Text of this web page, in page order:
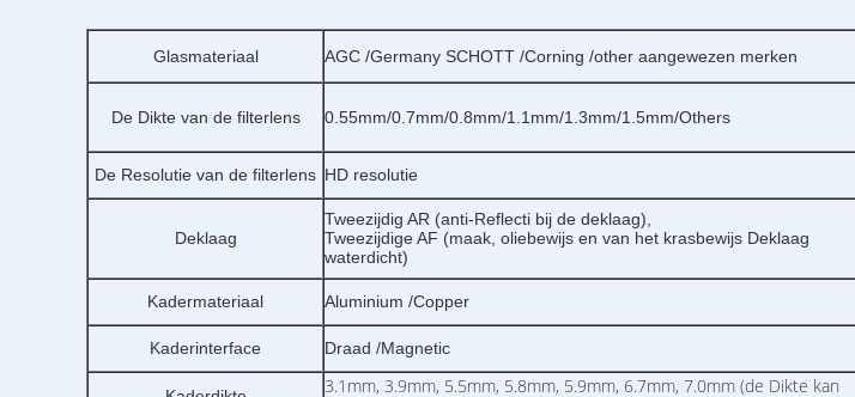
Glasmateriaal AGC /Germany SCHOTT /Corning /other aangewezen merken
De Dikte van de filterlens 0.55mm/0.7mm/0.8mm/1.1mm/1.3mm/1.5mm/Others
De Resolutie van de filterlens HD resolutie
Deklaag
Tweezijdig AR (anti-Reflecti bij de deklaag),
Tweezijdige AF (maak, oliebewijs en van het krasbewijs Deklaag
waterdicht)
Kadermateriaal Aluminium /Copper
Kaderinterface Draad /Magnetic
3.1mm, 3.9mm, 5.5mm, 5.8mm, 5.9mm, 6.7mm, 7.0mm (de Dikte kan